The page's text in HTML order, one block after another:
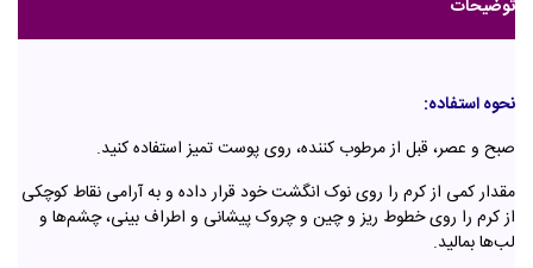
توضیحات
نحوه استفاده:
صبح و عصر، قبل از مرطوب کننده، روی پوست تمیز استفاده کنید.
مقدار کمی از کرم را روی نوک انگشت خود قرار داده و به آرامی نقاط کوچکی
از کرم را روی خطوط ریز و چین و چروک پیشانی و اطراف بینی، چشم‌ها و
لب‌ها بمالید.